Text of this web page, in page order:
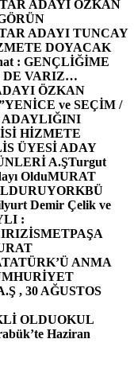
ADAYI ÖZKAN
ADAYI TUNCAY
DOYACAK
: GENÇLİĞİME
DE VARIZ…
ÖZKAN
YENİCE ve SEÇİM /
ADAYLIĞINI
HİZMETE
ÜYESİ ADAY
A.ŞTurgut
OlduMURAT
KBÜ
Demir Çelik ve
:
İSMETPAŞA
ANMA
, 30 AĞUSTOS
OLDUOKUL
Haziran